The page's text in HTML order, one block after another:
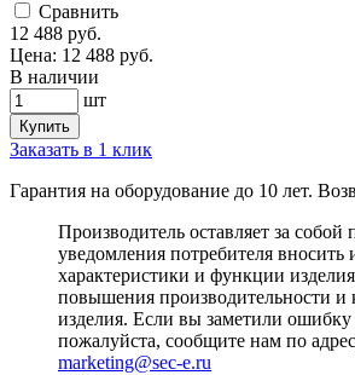
Cравнить
12 488 руб.
Цена: 12 488 руб.
В наличии
шт
Купить
Заказать в 1 клик
Гарантия на оборудование до 10 лет.
Производитель оставляет за собой
уведомления потребителя вносить
характеристики и функции
повышения производительности и
изделия. Если вы заметили
пожалуйста, сообщите нам по
marketing@sec-e.ru